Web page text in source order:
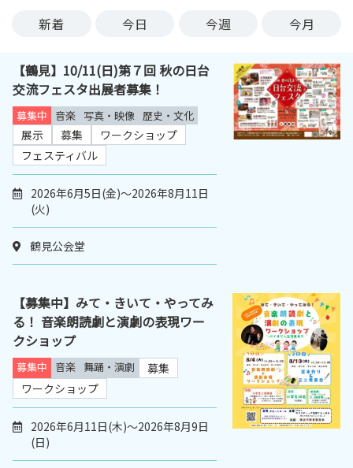
新着 今日 今週 今月
【鶴見】10/11(日)第７回 秋の日台
交流フェスタ出展者募集！
募集中 音楽 写真・映像 歴史・文化
展示 募集
ワークショップ
フェスティバル
2026年6月5日(金)～2026年8月11日
(火)
鶴見公会堂
【募集中】みて・きいて・やってみ
る！ 音楽朗読劇と演劇の表現ワー
クショップ
募集中 音楽 舞踊・演劇
募集
ワークショップ
2026年6月11日(木)～2026年8月9日
(日)